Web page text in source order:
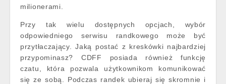
milionerami.
Przy tak wielu dostępnych opcjach, wybór
odpowiedniego serwisu randkowego może być
przytłaczający. Jaką postać z kreskówki najbardziej
przypominasz? CDFF posiada również funkcję
czatu, która pozwala użytkownikom komunikować
się ze sobą. Podczas randek ubieraj się skromnie i